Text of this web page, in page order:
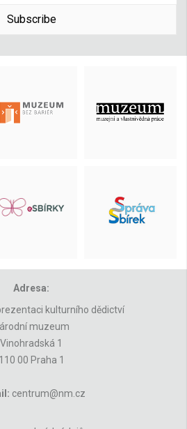
Subscribe
Adresa:
kulturního dědictví
muzeum
Vinohradská 1
110 00 Praha 1
centrum@nm.cz